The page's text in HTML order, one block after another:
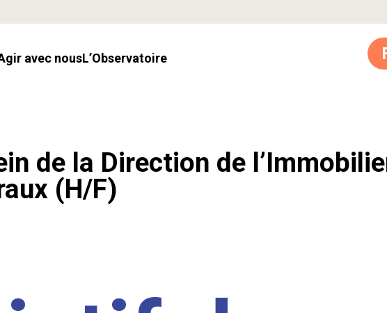
Agir avec nous l’Observatoire
de la Direction de
(H/F)